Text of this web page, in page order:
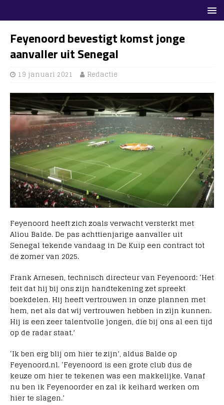
Feyenoord bevestigt komst jonge
aanvaller uit Senegal
19 januari 2021 Redactie
Feyenoord heeft zich zoals verwacht versterkt met
Aliou Balde. De pas achttienjarige aanvaller uit
Senegal tekende vandaag in De Kuip een contract tot
de zomer van 2025.
Frank Arnesen, technisch directeur van Feyenoord: ‘Het
feit dat hij bij ons zijn handtekening zet spreekt
boekdelen. Hij heeft vertrouwen in onze plannen met
hem, net als dat wij vertrouwen hebben in zijn kunnen.
Hij is een zeer talentvolle jongen, die bij ons al een tijd
op de radar staat.’
‘Ik ben erg blij om hier te zijn’, aldus Balde op
Feyenoord.nl. ‘Feyenoord is een grote club dus de
keuze om hier te tekenen was een makkelijke. Vanaf
nu ben ik Feyenoorder en zal ik keihard werken om
hier te slagen.’